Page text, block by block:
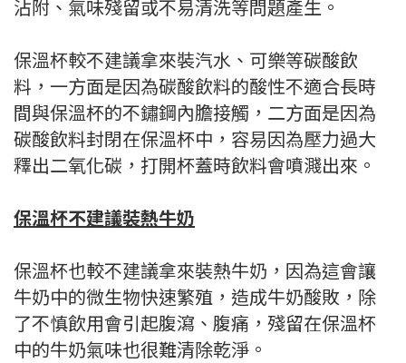
沾附、氣味殘留或不易清洗等問題產生。
保溫杯較不建議拿來裝汽水、可樂等碳酸飲
料，一方面是因為碳酸飲料的酸性不適合長時
間與保溫杯的不鏽鋼內膽接觸，二方面是因為
碳酸飲料封閉在保溫杯中，容易因為壓力過大
釋出二氧化碳，打開杯蓋時飲料會噴濺出來。
保溫杯不建議裝熱牛奶
保溫杯也較不建議拿來裝熱牛奶，因為這會讓
牛奶中的微生物快速繁殖，造成牛奶酸敗，除
了不慎飲用會引起腹瀉、腹痛，殘留在保溫杯
中的牛奶氣味也很難清除乾淨。